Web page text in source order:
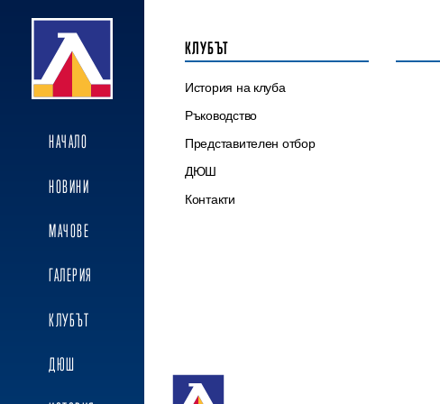
НАЧАЛО
НОВИНИ
МАЧОВЕ
ГАЛЕРИЯ
КЛУБЪТ
ДЮШ
КЛУБЪТ
История на клуба
Ръководство
Представителен отбор
ДЮШ
Контакти